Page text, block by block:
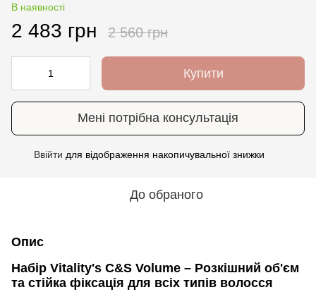
В наявності
2 483 грн 2 560 грн
Купити
Мені потрібна консультація
Ввійти для відображення накопичувальної знижки
До обраного
Опис
Набір Vitality's C&S Volume – Розкішний об'єм
та стійка фіксація для всіх типів волосся